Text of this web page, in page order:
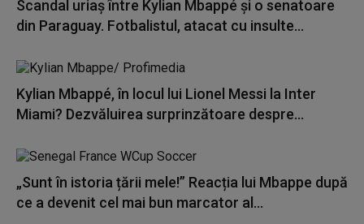
Scandal uriaș între Kylian Mbappé și o senatoare
din Paraguay. Fotbalistul, atacat cu insulte...
Kylian Mbappé, în locul lui Lionel Messi la Inter
Miami? Dezvăluirea surprinzătoare despre...
„Sunt în istoria țării mele!” Reacția lui Mbappe după
ce a devenit cel mai bun marcator al...